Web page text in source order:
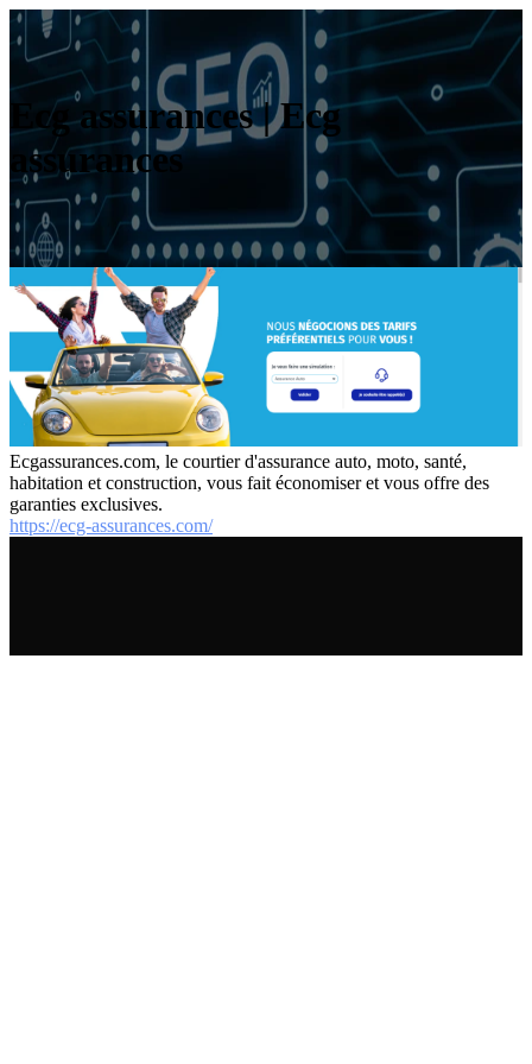
Ecg assurances | Ecg
assurances
Ecgassurances.com, le courtier d'assurance auto, moto, santé,
habitation et construction, vous fait économiser et vous offre des
garanties exclusives.
https://ecg-assurances.com/